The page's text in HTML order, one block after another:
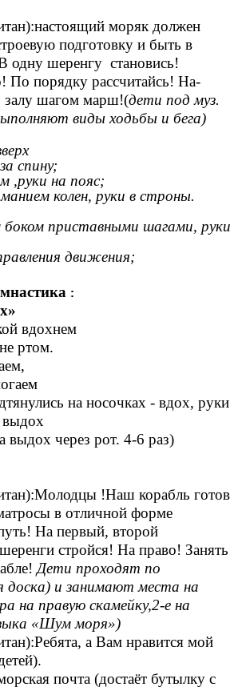
моряк должен
подготовку и быть в
одну шеренгу становись!
По порядку рассчитайсь! На-
залу шагом марш!(дети под муз.
виды ходьбы и бега)
спину;
,руки на пояс;
колен, руки в строны.
приставными шагами, руки
движения;
:
вдохнем
ртом.
на носочках - вдох, руки
выдох
выдох через рот. 4-6 раз)
!Наш корабль готов
в отличной форме
На первый, второй
стройся! На право! Занять
Дети проходят по
доска) и занимают места на
на правую скамейку,2-е на
«Шум моря»)
а Вам нравится мой
почта (достаёт бутылку с